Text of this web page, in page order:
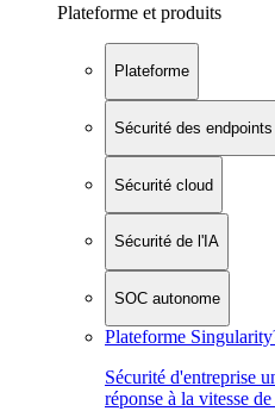
Plateforme et produits
Plateforme
Sécurité des endpoints
Sécurité cloud
Sécurité de l'IA
SOC autonome
Plateforme
Sécurité d'entreprise
réponse à la vitesse